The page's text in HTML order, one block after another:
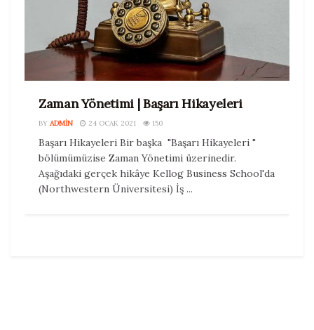
Zaman Yönetimi | Başarı Hikayeleri
BY ADMIN 24 OCAK 2021 150
Başarı Hikayeleri Bir başka "Başarı Hikayeleri "
bölümümüzise Zaman Yönetimi üzerinedir.
Aşağıdaki gerçek hikâye Kellog Business School'da
(Northwestern Üniversitesi) İş ...